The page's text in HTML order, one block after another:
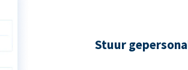
Stuur